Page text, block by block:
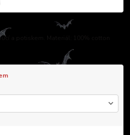
a potiskem. Materiál: 100% cotton